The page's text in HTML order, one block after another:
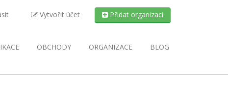
Vytvořit účet Přidat organizaci
OBCHODY ORGANIZACE BLOG